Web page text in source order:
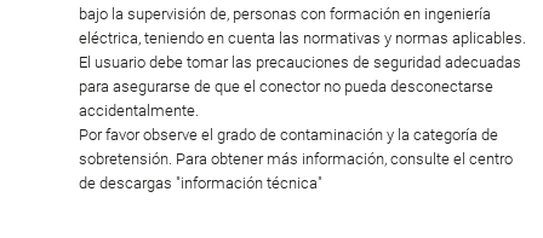
bajo la supervisión de, personas con formación en ingeniería
eléctrica, teniendo en cuenta las normativas y normas aplicables.
El usuario debe tomar las precauciones de seguridad adecuadas
para asegurarse de que el conector no pueda desconectarse
accidentalmente.
Por favor observe el grado de contaminación y la categoría de
sobretensión. Para obtener más información, consulte el centro
de descargas "información técnica"